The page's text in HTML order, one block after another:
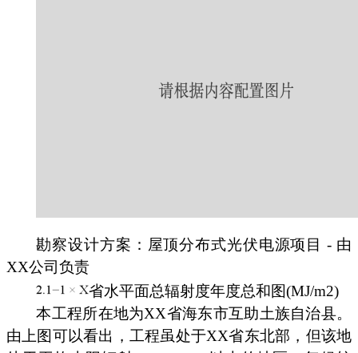
勘察设计方案：屋顶分布式光伏电源项目 - 由
XX公司负责
省水平面总辐射度年度总和图(MJ/m2)
本工程所在地为XX省海东市互助土族自治县。
由上图可以看出，工程虽处于XX省东北部，但该地